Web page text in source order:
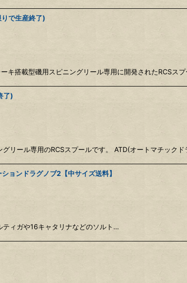
で生産終了)
キ搭載型磯用スピニングリール専用に開発されたRCSス
了)
リール専用のRCSスプールです。 ATD(オートマチック
ョンドラグノブ2【中サイズ送料】
ィガや16キャタリナなどのソルト…